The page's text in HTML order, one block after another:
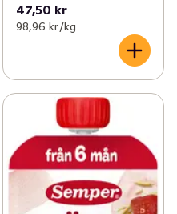
47,50 kr
98,96 kr /kg